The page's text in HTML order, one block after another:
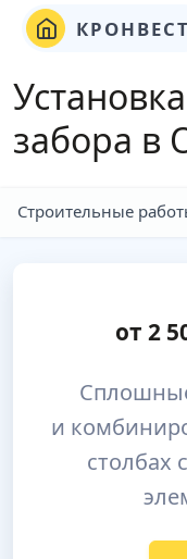
КРОНВЕСТ
забора в
Строительные
от 2
и
столбах